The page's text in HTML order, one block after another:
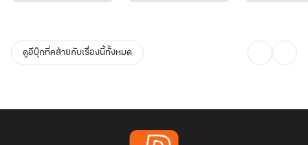
ดูอีบุ๊กที่คล้ายกับเรื่องนี้ทั้งหมด